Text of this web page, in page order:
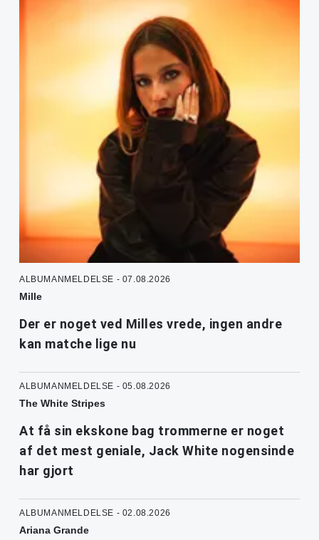
ALBUMANMELDELSE - 07.08.2026
Mille
Der er noget ved Milles vrede, ingen andre
kan matche lige nu
ALBUMANMELDELSE - 05.08.2026
The White Stripes
At få sin ekskone bag trommerne er noget
af det mest geniale, Jack White nogensinde
har gjort
ALBUMANMELDELSE - 02.08.2026
Ariana Grande